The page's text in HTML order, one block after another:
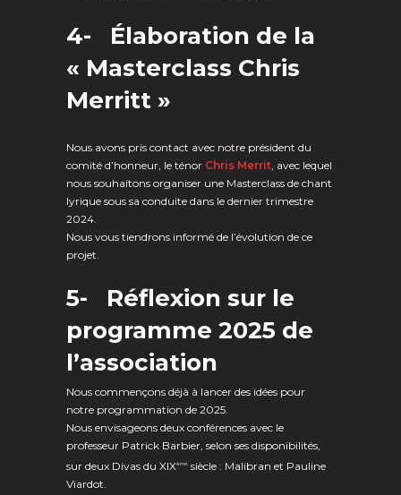
4- Élaboration de la
« Masterclass Chris
Merritt »
Nous avons pris contact avec notre président du
comité d’honneur, le ténor Chris Merrit, avec lequel
nous souhaitons organiser une Masterclass de chant
lyrique sous sa conduite dans le dernier trimestre
2024.
Nous vous tiendrons informé de l’évolution de ce
projet.
5- Réflexion sur le
programme 2025 de
l’association
Nous commençons déjà à lancer des idées pour
notre programmation de 2025.
Nous envisageons deux conférences avec le
professeur Patrick Barbier, selon ses disponibilités,
sur deux Divas du XIXème siècle : Malibran et Pauline
Viardot.